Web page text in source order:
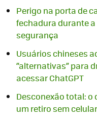
Perigo na porta de
fechadura durante a
segurança
Usuários chineses
“alternativas” para
acessar ChatGPT
Desconexão total: o
um retiro sem